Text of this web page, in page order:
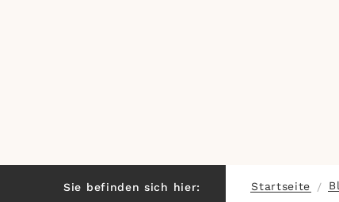
Sie befinden sich hier: Startseite /